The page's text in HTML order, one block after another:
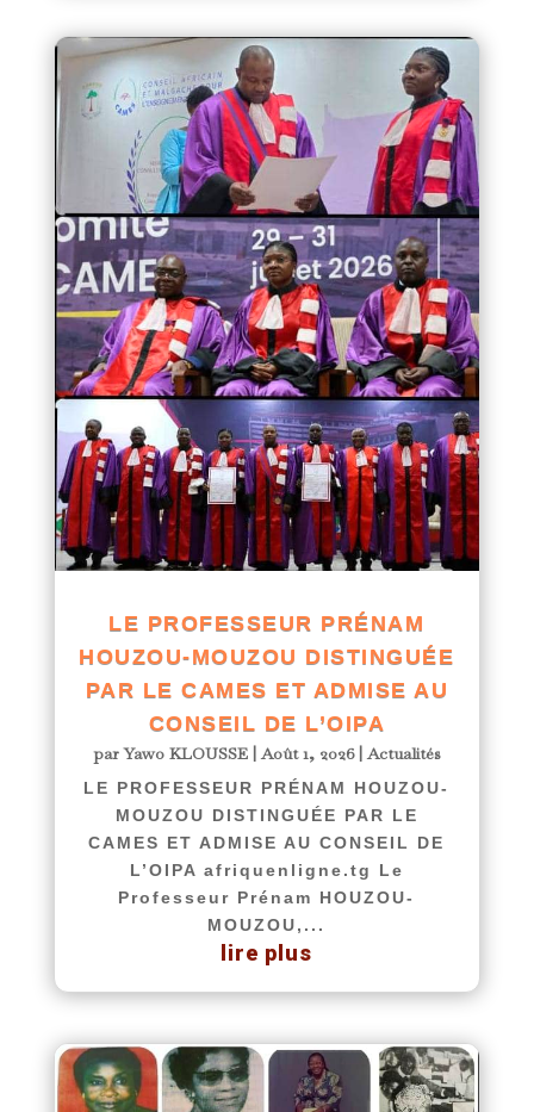
LE PROFESSEUR PRÉNAM
HOUZOU-MOUZOU DISTINGUÉE
PAR LE CAMES ET ADMISE AU
CONSEIL DE L’OIPA
parYawo KLOUSSE|Août 1, 2026|Actualités
LE PROFESSEUR PRÉNAM HOUZOU-
MOUZOU DISTINGUÉE PAR LE
CAMES ET ADMISE AU CONSEIL DE
L’OIPA afriquenligne.tg Le
Professeur Prénam HOUZOU-
MOUZOU,...
lire plus